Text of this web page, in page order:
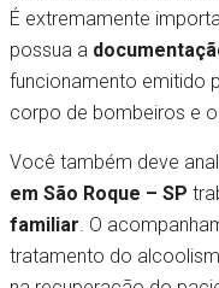
É extremamente
possua a
funcionamento emitido
corpo de bombeiros e o
Você também deve
em São Roque – SP
familiar . O
tratamento do